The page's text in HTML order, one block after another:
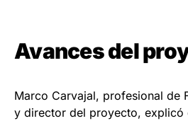
Avances del
Marco Carvajal, profesional de
y director del proyecto, explicó